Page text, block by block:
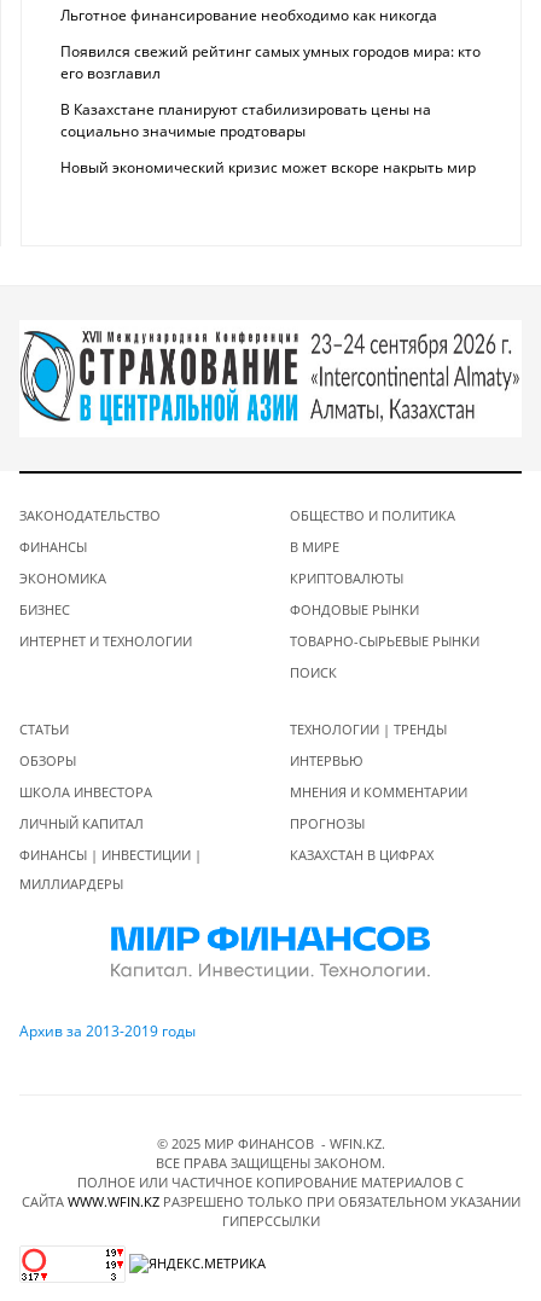
Льготное финансирование необходимо как никогда
Появился свежий рейтинг самых умных городов мира: кто
его возглавил
В Казахстане планируют стабилизировать цены на
социально значимые продтовары
Новый экономический кризис может вскоре накрыть мир
ЗАКОНОДАТЕЛЬСТВО
ФИНАНСЫ
ЭКОНОМИКА
БИЗНЕС
ИНТЕРНЕТ И ТЕХНОЛОГИИ
ОБЩЕСТВО И ПОЛИТИКА
В МИРЕ
КРИПТОВАЛЮТЫ
ФОНДОВЫЕ РЫНКИ
ТОВАРНО-СЫРЬЕВЫЕ РЫНКИ
ПОИСК
СТАТЬИ
ОБЗОРЫ
ШКОЛА ИНВЕСТОРА
ЛИЧНЫЙ КАПИТАЛ
ФИНАНСЫ | ИНВЕСТИЦИИ |
МИЛЛИАРДЕРЫ
ТЕХНОЛОГИИ | ТРЕНДЫ
ИНТЕРВЬЮ
МНЕНИЯ И КОММЕНТАРИИ
ПРОГНОЗЫ
КАЗАХСТАН В ЦИФРАХ
Архив за 2013-2019 годы
© 2025 МИР ФИНАНСОВ - WFIN.KZ.
ВСЕ ПРАВА ЗАЩИЩЕНЫ ЗАКОНОМ.
ПОЛНОЕ ИЛИ ЧАСТИЧНОЕ КОПИРОВАНИЕ МАТЕРИАЛОВ C
САЙТА WWW.WFIN.KZРАЗРЕШЕНО ТОЛЬКО ПРИ ОБЯЗАТЕЛЬНОМ УКАЗАНИИ
ГИПЕРССЫЛКИ